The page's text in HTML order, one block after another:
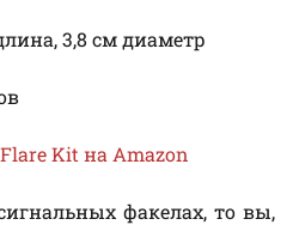
3,8 см диаметр
Kit на Amazon
факелах, то вы,